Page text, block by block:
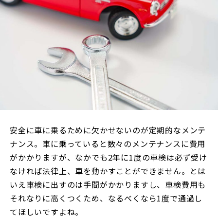
安全に車に乗るために欠かせないのが定期的なメンテ
ナンス。車に乗っていると数々のメンテナンスに費用
がかかりますが、なかでも2年に1度の車検は必ず受け
なければ法律上、車を動かすことができません。とは
いえ車検に出すのは手間がかかりますし、車検費用も
それなりに高くつくため、なるべくなら1度で通過し
てほしいですよね。